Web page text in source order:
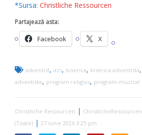
*Sursa: Christliche Ressourcen
Partajează asta:
Facebook X
adventist, azs, biserica, biserica adventista,
adventiste, program religios, program-muzical
Christliche Ressourcen | ChristlicheRessourcen
(Toate) | 27 iunie 2026 3:25 pm